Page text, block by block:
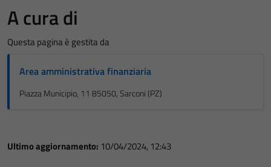
A cura di
Questa pagina è gestita da
Area amministrativa finanziaria
Piazza Municipio, 11 85050, Sarconi (PZ)
Ultimo aggiornamento: 10/04/2024, 12:43